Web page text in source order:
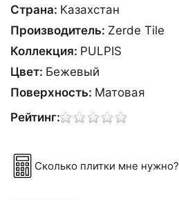
Страна: Казахстан
Производитель: Zerde Tile
Коллекция: PULPIS
Цвет: Бежевый
Поверхность: Матовая
Рейтинг:
Сколько плитки мне нужно?